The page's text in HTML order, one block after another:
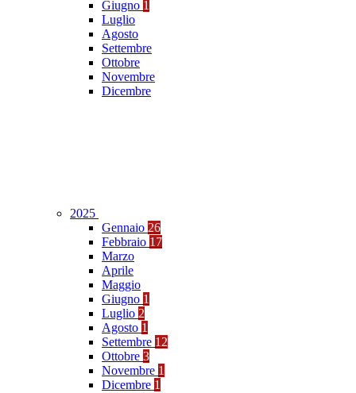
Giugno 1
Luglio
Agosto
Settembre
Ottobre
Novembre
Dicembre
2025
Gennaio 26
Febbraio 17
Marzo
Aprile
Maggio
Giugno 1
Luglio 2
Agosto 1
Settembre 12
Ottobre 3
Novembre 1
Dicembre 1